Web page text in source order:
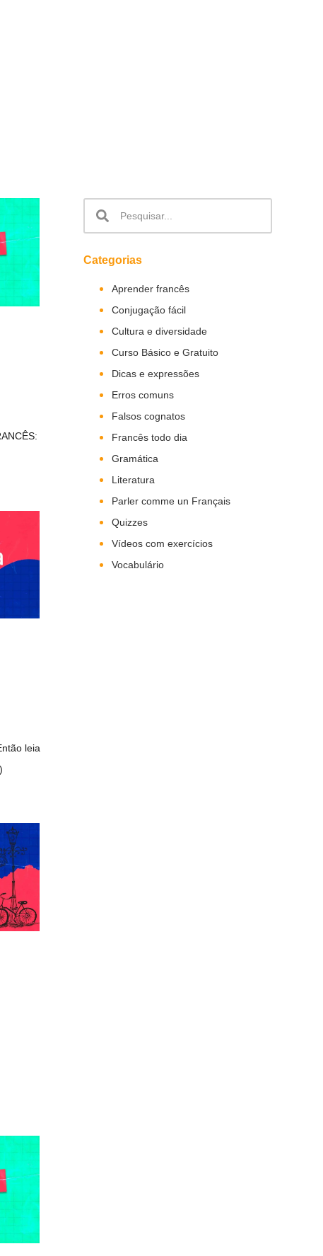
leia
Categorias
Aprender francês
Conjugação fácil
Cultura e diversidade
Curso Básico e Gratuito
Dicas e expressões
Erros comuns
Falsos cognatos
Francês todo dia
Gramática
Literatura
Parler comme un Français
Quizzes
Vídeos com exercícios
Vocabulário